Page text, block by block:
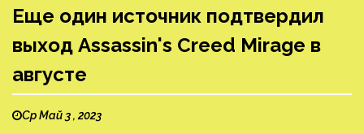
Еще один источник подтвердил
выход Assassin's Creed Mirage в
августе
Ср Май 3 , 2023